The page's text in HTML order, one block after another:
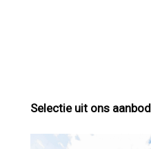
Selectie uit ons aanbod